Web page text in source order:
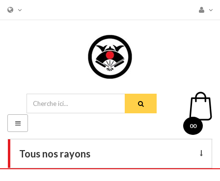
00
Tous nos rayons
Basculer
la
navigation